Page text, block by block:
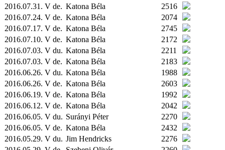
2016.07.31. V de. Katona Béla
2516
2016.07.24. V de. Katona Béla
2074
2016.07.17. V de. Katona Béla
2745
2016.07.10. V de. Katona Béla
2172
2016.07.03. V du. Katona Béla
2211
2016.07.03. V de. Katona Béla
2183
2016.06.26. V du. Katona Béla
1988
2016.06.26. V de. Katona Béla
2603
2016.06.19. V de. Katona Béla
1992
2016.06.12. V de. Katona Béla
2042
2016.06.05. V du. Surányi Péter
2270
2016.06.05. V de. Katona Béla
2432
2016.05.29. V du. Jim Hendricks
2276